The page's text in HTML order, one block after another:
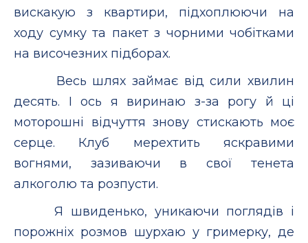
вискакую з квартири, підхоплюючи на
ходу сумку та пакет з чорними чобітками
на височезних підборах.
Весь шлях займає від сили хвилин
десять. І ось я виринаю з-за рогу й ці
моторошні відчуття знову стискають моє
серце. Клуб мерехтить яскравими
вогнями, зазиваючи в свої тенета
алкоголю та розпусти.
Я швиденько, уникаючи поглядів і
порожніх розмов шурхаю у гримерку, де